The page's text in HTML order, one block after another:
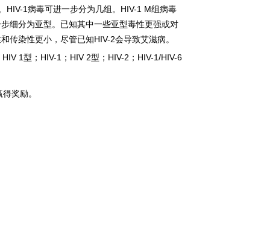
HIV-1病毒可进一步分为几组。 HIV-1 M组病毒
细分为亚型。已知其中一些亚型毒性更强或对
传染性更小，尽管已知HIV-2会导致艾滋病。
HIV 1型； HIV-1 ； HIV 2型； HIV-2 ； HIV-1/HIV-6
奖励。